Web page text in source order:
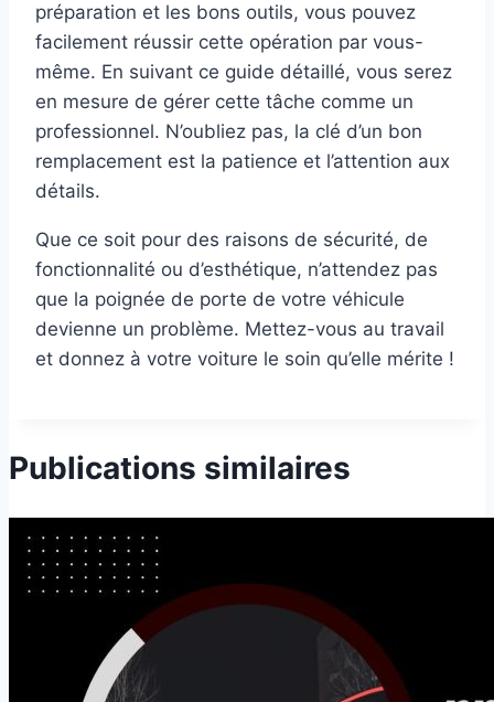
préparation et les bons outils, vous pouvez
facilement réussir cette opération par vous-
même. En suivant ce guide détaillé, vous serez
en mesure de gérer cette tâche comme un
professionnel. N’oubliez pas, la clé d’un bon
remplacement est la patience et l’attention aux
détails.
Que ce soit pour des raisons de sécurité, de
fonctionnalité ou d’esthétique, n’attendez pas
que la poignée de porte de votre véhicule
devienne un problème. Mettez-vous au travail
et donnez à votre voiture le soin qu’elle mérite !
Publications similaires